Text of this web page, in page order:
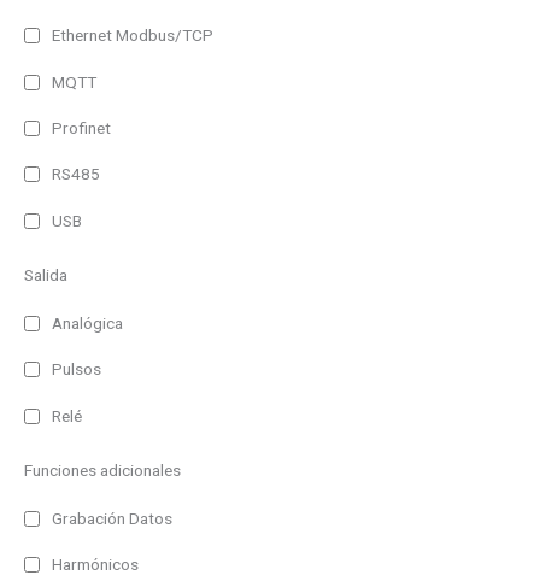
Ethernet Modbus/TCP
MQTT
Profinet
RS485
USB
Salida
Analógica
Pulsos
Relé
Funciones adicionales
Grabación Datos
Harmónicos